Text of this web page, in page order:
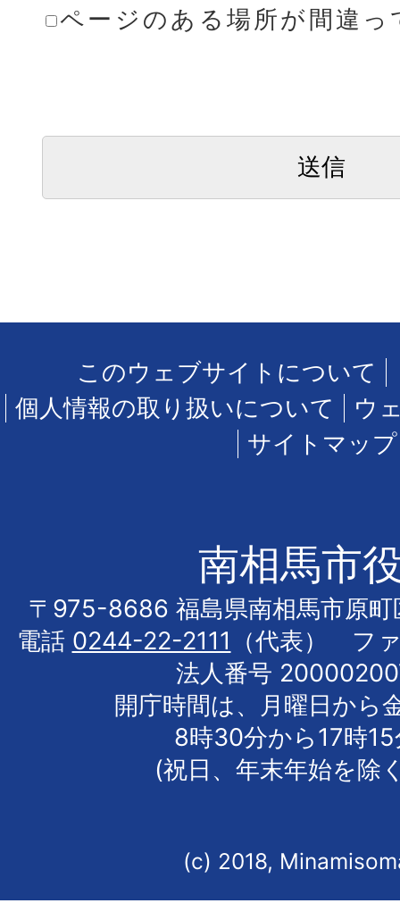
ページのある場所が間違っ
このウェブサイトについて
個人情報の取り扱いについて
ウ
サイトマップ
南相馬市
〒975-8686 福島県南相馬市原町
電話 0244-22-2111
（代表） フ
法人番号
開庁時間は、月曜日から
8時30分から17時
(祝日、年末年始を除
(c) 2018,